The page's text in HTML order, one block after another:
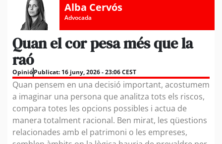
Alba Cervós
Advocada
Quan el cor pesa més que la
raó
OpinióPublicat: 16 juny, 2026 - 23:06 CEST
Quan pensem en una decisió important, acostumem
a imaginar una persona que analitza tots els riscos,
compara totes les opcions possibles i actua de
manera totalment racional. Ben mirat, les qüestions
relacionades amb el patrimoni o les empreses,